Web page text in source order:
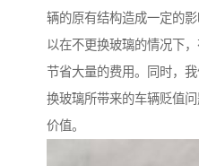
辆的原有结构造成一定的
以在不更换玻璃的情况下
节省大量的费用。同时，
换玻璃所带来的车辆贬值
价值。